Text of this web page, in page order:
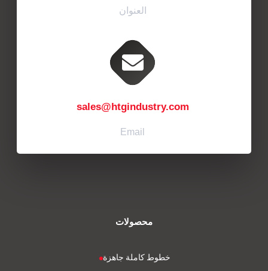
العنوان
sales@htgindustry.com
Email
محصولات
خطوط كاملة جاهزة